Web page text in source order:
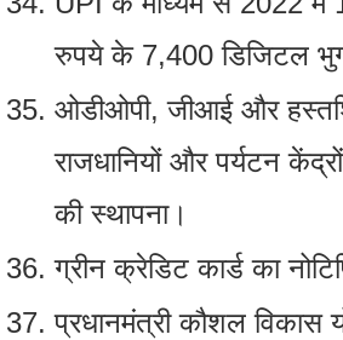
रुपये के 7,400 डिजिटल
ओडीओपी, जीआई और
राजधानियों और पर्यटन
की स्‍थापना।
ग्रीन क्रेडिट कार्ड का
प्रधानमंत्री कौशल विकास